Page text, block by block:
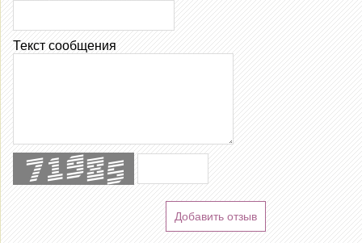
Текст сообщения
Добавить отзыв